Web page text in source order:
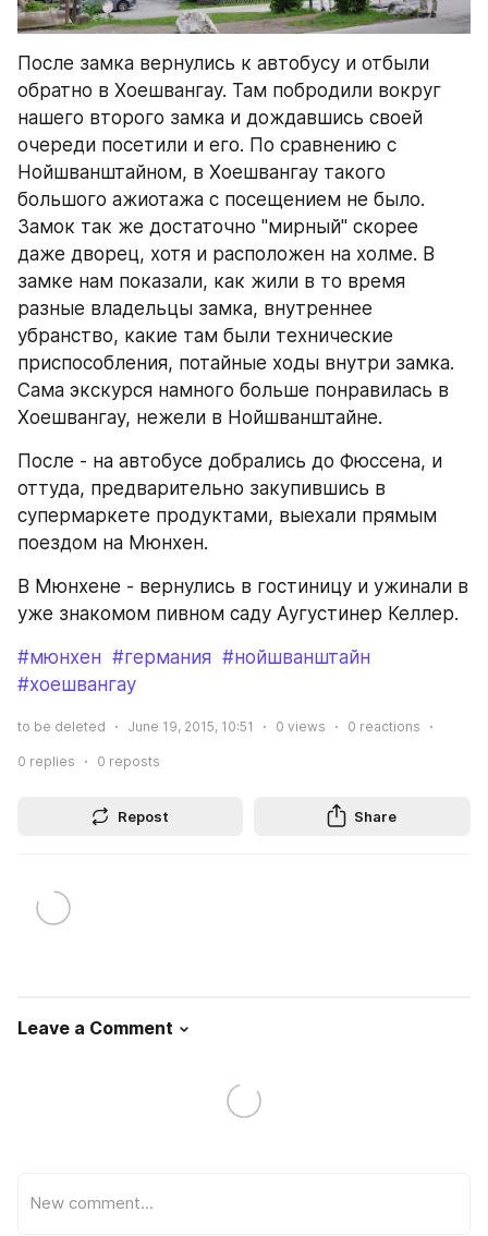
После замка вернулись к автобусу и отбыли
обратно в Хоешвангау. Там побродили вокруг
нашего второго замка и дождавшись своей
очереди посетили и его. По сравнению с
Нойшванштайном, в Хоешвангау такого
большого ажиотажа с посещением не было.
Замок так же достаточно "мирный" скорее
даже дворец, хотя и расположен на холме. В
замке нам показали, как жили в то время
разные владельцы замка, внутреннее
убранство, какие там были технические
приспособления, потайные ходы внутри замка.
Сама экскурся намного больше понравилась в
Хоешвангау, нежели в Нойшванштайне.
После - на автобусе добрались до Фюссена, и
оттуда, предварительно закупившись в
супермаркете продуктами, выехали прямым
поездом на Мюнхен.
В Мюнхене - вернулись в гостиницу и ужинали в
уже знакомом пивном саду Аугустинер Келлер.
#мюнхен #германия #нойшванштайн
#хоешвангау
to be deleted June 19, 2015, 10:51 0 views 0 reactions
0 replies 0 reposts
Repost Share
Leave a Comment